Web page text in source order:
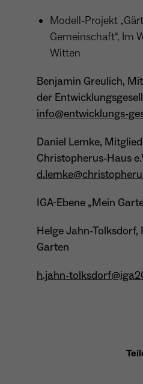
Modell-Projekt
Gemeinschaft“, Im
Witten
Benjamin Greulich,
der
info@entwicklungs-
Daniel Lemke,
Christopherus-Haus
IGA-Ebene „Mein
Helge Jahn-Tolksdorf,
Garten
h.jahn-